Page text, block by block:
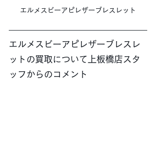
エルメスビーアピレザーブレスレット
エルメスビーアピレザーブレスレ
ットの買取について上板橋店スタ
ッフからのコメント